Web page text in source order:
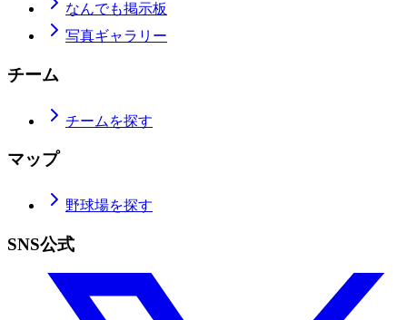
なんでも掲示板
写真ギャラリー
チーム
チームを探す
マップ
野球場を探す
SNS公式